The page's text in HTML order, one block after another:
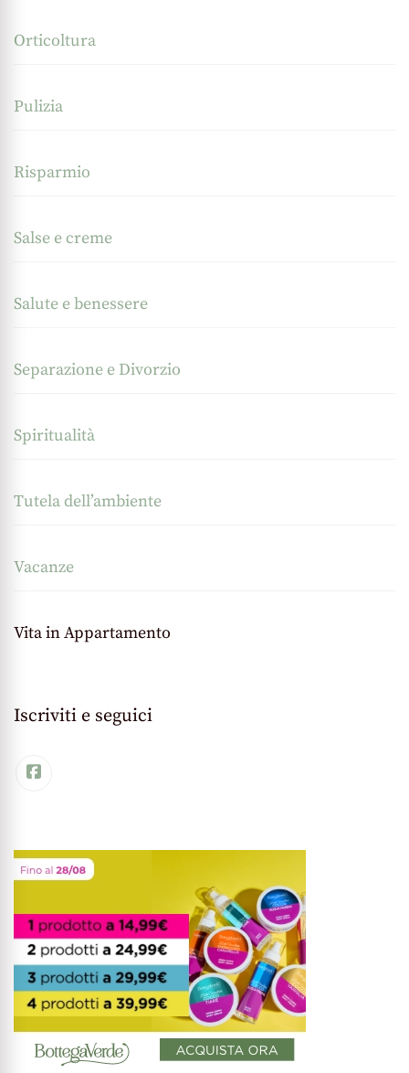
Orticoltura
Pulizia
Risparmio
Salse e creme
Salute e benessere
Separazione e Divorzio
Spiritualità
Tutela dell’ambiente
Vacanze
Vita in Appartamento
Iscriviti e seguici